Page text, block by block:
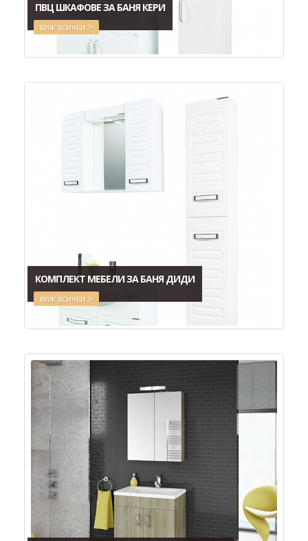
ПВЦ ШКАФОВЕ ЗА БАНЯ КЕРИ
виж всички >
КОМПЛЕКТ МЕБЕЛИ ЗА БАНЯ ДИДИ
виж всички >